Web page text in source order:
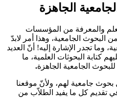
الجاهزة
والمعرفة من المؤسسات
البحوث الجامعية، وهذا أمر لابدّ
وما تجدر الإشارة إليه! أنّ العديد
كتابة البحوثات العلمية، ما
الجامعية الجاهزة.
جامعية لهم، ولأنّ موقعنا
تقديم كل ما يفيد الطلاّب من